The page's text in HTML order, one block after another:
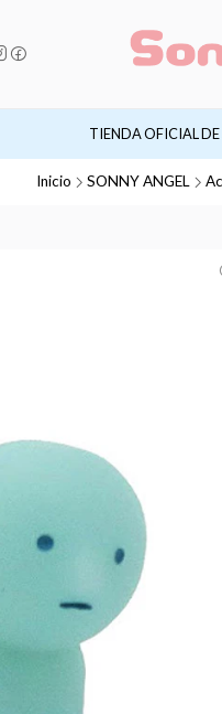
TIENDA OFICIAL DE
Inicio SONNY ANGEL